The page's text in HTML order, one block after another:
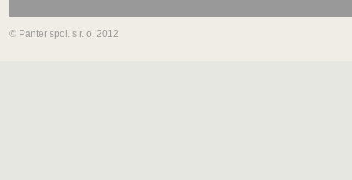
© Panter spol. s r. o. 2012